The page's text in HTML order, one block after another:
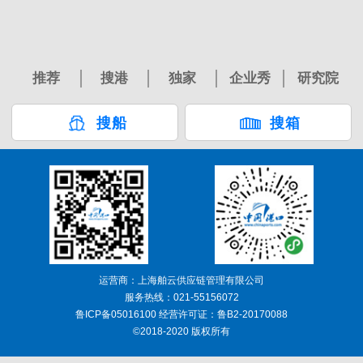
推荐 搜港 独家 企业秀 研究院
搜船 搜箱
运营商：上海舶云供应链管理有限公司
服务热线：021-55156072
鲁ICP备05016100 经营许可证：鲁B2-20170088
©2018-2020 版权所有